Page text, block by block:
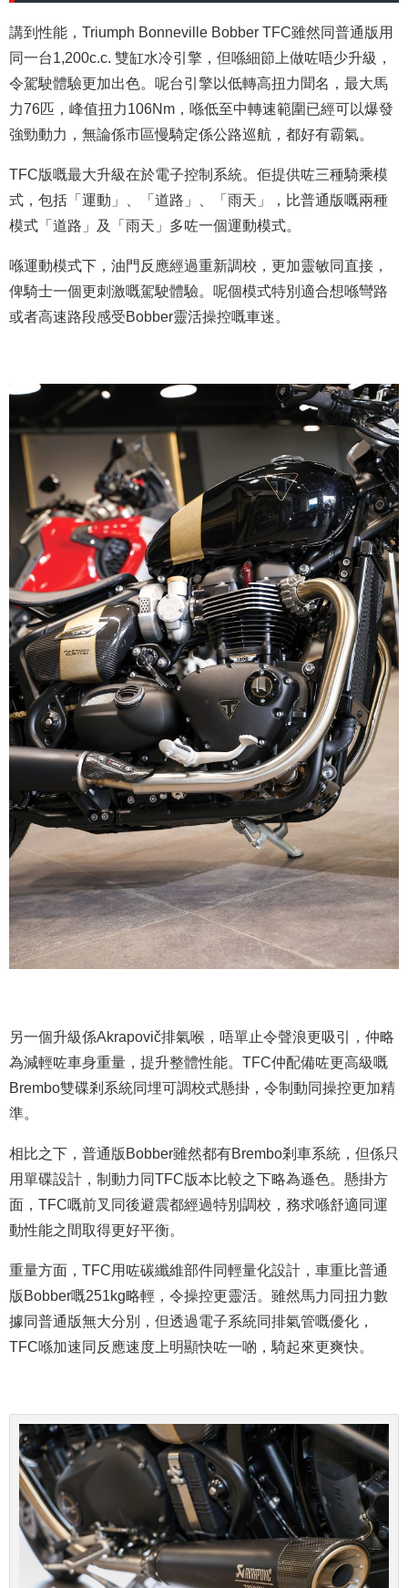
講到性能，Triumph Bonneville Bobber TFC雖然同普通版用
同一台1,200c.c. 雙缸水冷引擎，但喺細節上做咗唔少升級，
令駕駛體驗更加出色。呢台引擎以低轉高扭力聞名，最大馬
力76匹，峰值扭力106Nm，喺低至中轉速範圍已經可以爆發
強勁動力，無論係市區慢騎定係公路巡航，都好有霸氣。
TFC版嘅最大升級在於電子控制系統。佢提供咗三種騎乘模
式，包括「運動」、「道路」、「雨天」，比普通版嘅兩種
模式「道路」及「雨天」多咗一個運動模式。
喺運動模式下，油門反應經過重新調校，更加靈敏同直接，
俾騎士一個更刺激嘅駕駛體驗。呢個模式特別適合想喺彎路
或者高速路段感受Bobber靈活操控嘅車迷。
另一個升級係Akrapovič排氣喉，唔單止令聲浪更吸引，仲略
為減輕咗車身重量，提升整體性能。TFC仲配備咗更高級嘅
Brembo雙碟剎系統同埋可調校式懸掛，令制動同操控更加精
準。
相比之下，普通版Bobber雖然都有Brembo剎車系統，但係只
用單碟設計，制動力同TFC版本比較之下略為遜色。懸掛方
面，TFC嘅前叉同後避震都經過特別調校，務求喺舒適同運
動性能之間取得更好平衡。
重量方面，TFC用咗碳纖維部件同輕量化設計，車重比普通
版Bobber嘅251kg略輕，令操控更靈活。雖然馬力同扭力數
據同普通版無大分別，但透過電子系統同排氣管嘅優化，
TFC喺加速同反應速度上明顯快咗一啲，騎起來更爽快。